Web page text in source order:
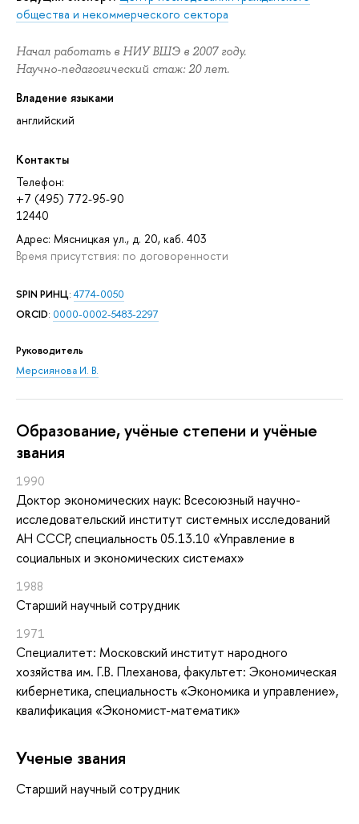
общества и некоммерческого сектора
Начал работать в НИУ ВШЭ в 2007 году.
Научно-педагогический стаж: 20 лет.
Владение языками
английский
Контакты
Телефон:
+7 (495) 772-95-90
12440
Адрес: Мясницкая ул., д. 20, каб. 403
Время присутствия: по договоренности
SPIN РИНЦ:4774-0050
ORCID: 0000-0002-5483-2297
Руководитель
Мерсиянова И. В.
Oбразование, учёные степени и учёные
звания
1990
Доктор экономических наук: Всесоюзный научно-
исследовательский институт системных исследований
АН СССР, специальность 05.13.10 «Управление в
социальных и экономических системах»
1988
Старший научный сотрудник
1971
Специалитет: Московский институт народного
хозяйства им. Г.В. Плеханова, факультет: Экономическая
кибернетика, специальность «Экономика и управление»,
квалификация «Экономист-математик»
Ученые звания
Старший научный сотрудник